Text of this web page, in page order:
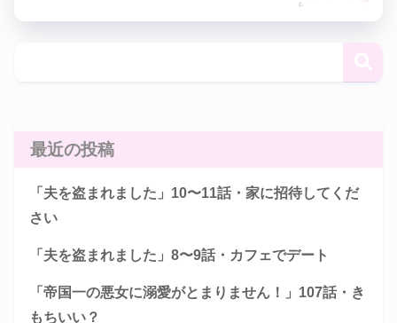
最近の投稿
「夫を盗まれました」10〜11話・家に招待してくだ
さい
「夫を盗まれました」8〜9話・カフェでデート
「帝国一の悪女に溺愛がとまりません！」107話・き
もちいい？